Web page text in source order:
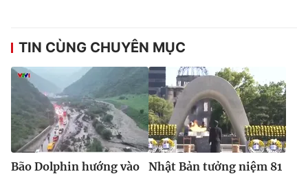
TIN CÙNG CHUYÊN MỤC
Bão Dolphin hướng vào
Nhật Bản tưởng niệm 81